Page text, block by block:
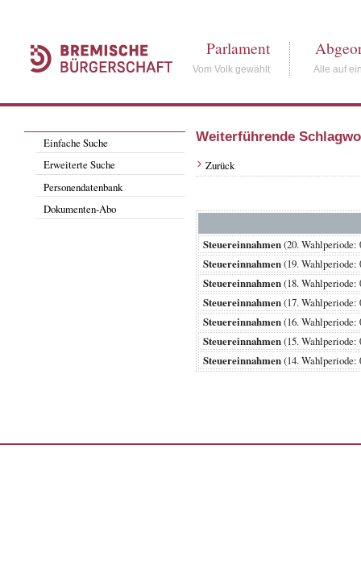
Parlament
Vom Volk gewählt Alle auf
Einfache Suche
Erweiterte Suche
Personendatenbank
Dokumenten-Abo
Weiterführende
Zurück
Steuereinnahmen(20.
Steuereinnahmen(19.
Steuereinnahmen(18.
Steuereinnahmen(17.
Steuereinnahmen(16.
Steuereinnahmen(15.
Steuereinnahmen(14.